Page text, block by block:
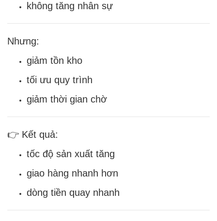
không tăng nhân sự
Nhưng:
giảm tồn kho
tối ưu quy trình
giảm thời gian chờ
👉 Kết quả:
tốc độ sản xuất tăng
giao hàng nhanh hơn
dòng tiền quay nhanh